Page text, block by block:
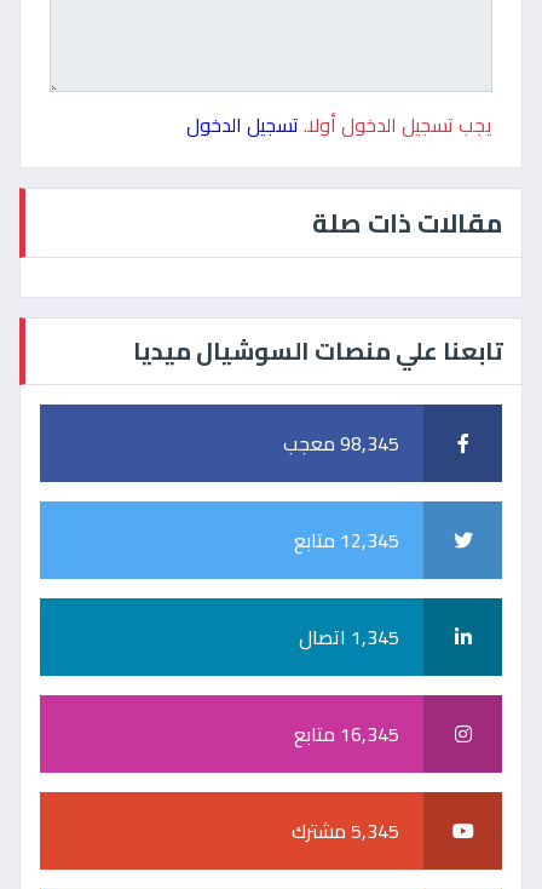
يجب تسجيل الدخول أولا.تسجيل الدخول
مقالات ذات صلة
تابعنا علي منصات السوشيال ميديا
98,345 معجب
12,345 متابع
1,345 اتصال
16,345 متابع
5,345 مشترك